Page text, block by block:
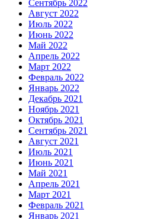
Сентябрь 2022
Август 2022
Июль 2022
Июнь 2022
Май 2022
Апрель 2022
Март 2022
Февраль 2022
Январь 2022
Декабрь 2021
Ноябрь 2021
Октябрь 2021
Сентябрь 2021
Август 2021
Июль 2021
Июнь 2021
Май 2021
Апрель 2021
Март 2021
Февраль 2021
Январь 2021